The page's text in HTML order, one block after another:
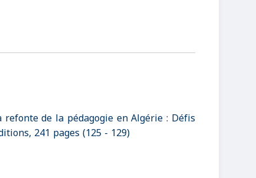
refonte de la pédagogie en Algérie : Défis
241 pages (125 - 129)